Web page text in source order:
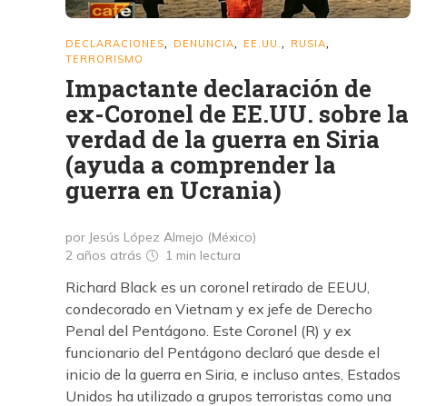
DECLARACIONES DENUNCIA EE.UU. RUSIA
TERRORISMO
Impactante declaración de
ex-Coronel de EE.UU. sobre la
verdad de la guerra en Siria
(ayuda a comprender la
guerra en Ucrania)
por Jesús López Almejo (México)
2 años atrás
1 min lectura
Richard Black es un coronel retirado de EEUU,
condecorado en Vietnam y ex jefe de Derecho
Penal del Pentágono. Este Coronel (R) y ex
funcionario del Pentágono declaró que desde el
inicio de la guerra en Siria, e incluso antes, Estados
Unidos ha utilizado a grupos terroristas como una